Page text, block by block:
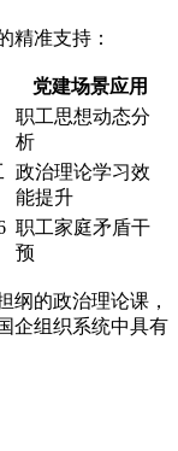
精准支持：
党建场景应用
职工思想动态分
析
政治理论学习效
能提升
职工家庭矛盾干
预
纲的政治理论课，
企组织系统中具有